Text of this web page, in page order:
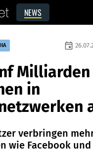
NEWS
event
Milliarden
in
verbringen
wie Facebook